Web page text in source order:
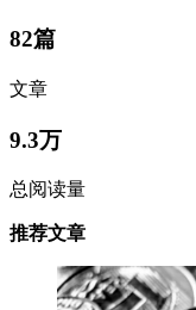
82篇
文章
9.3万
总阅读量
推荐文章